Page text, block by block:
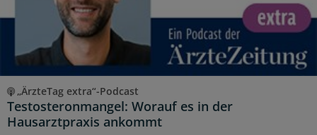
„ÄrzteTag extra“-Podcast
Testosteronmangel: Worauf es in der
Hausarztpraxis ankommt